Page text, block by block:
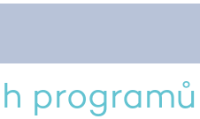
programů